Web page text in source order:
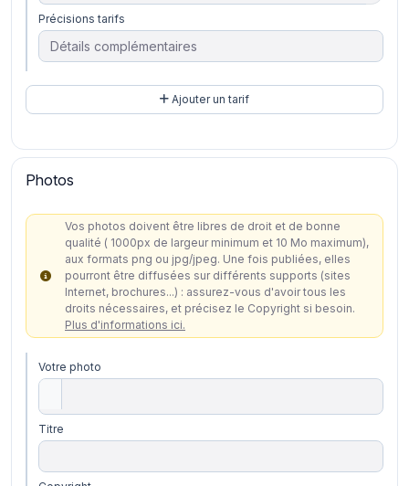
Précisions tarifs
Ajouter un tarif
Photos
Vos photos doivent être libres de droit et de bonne
qualité ( 1000px de largeur minimum et 10 Mo maximum),
aux formats png ou jpg/jpeg. Une fois publiées, elles
pourront être diffusées sur différents supports (sites
Internet, brochures...) : assurez-vous d'avoir tous les
droits nécessaires, et précisez le Copyright si besoin.
Plus d'informations ici.
Votre photo
Titre